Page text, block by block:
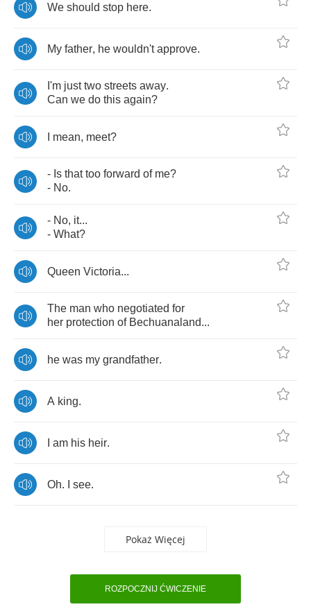
We should stop here.
My father, he wouldn't approve.
I'm just two streets away.
Can we do this again?
mean, meet?
- Is that too forward of me?
- No.
- No, it...
- What?
Queen Victoria...
The man who negotiated for
her protection of Bechuanaland...
he was my grandfather.
A king.
am his heir.
Oh. see.
Pokaż Więcej
ROZPOCZNIJ ĆWICZENIE